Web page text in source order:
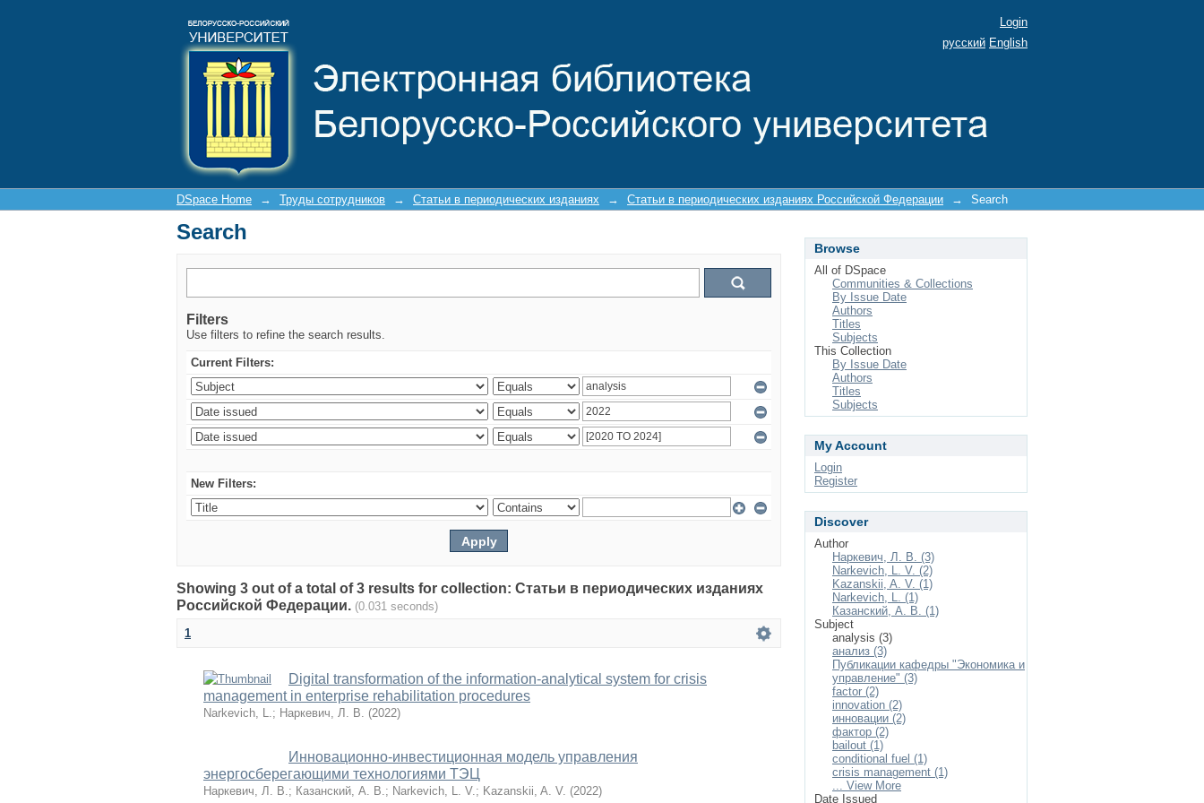
Login
русский English
DSpace Home → Труды сотрудников → Статьи в периодических изданиях → Статьи в периодических изданиях Российской Федерации → Search
Search
Filters
Use filters to refine the search results.
Current Filters:
New Filters:
Showing 3 out of a total of 3 results for collection: Статьи в периодических изданиях
Российской Федерации. (0.031 seconds)
1
Digital transformation of the information-analytical system for crisis
management in enterprise rehabilitation procedures
Narkevich, L.; Наркевич, Л. В. (2022)
Инновационно-инвестиционная модель управления
энергосберегающими технологиями ТЭЦ
Наркевич, Л. В.; Казанский, А. В.; Narkevich, L. V.; Kazanskii, A. V. (2022)
Browse
All of DSpace
Communities & Collections
By Issue Date
Authors
Titles
Subjects
This Collection
By Issue Date
Authors
Titles
Subjects
My Account
Login
Register
Discover
Author
Наркевич, Л. В. (3)
Narkevich, L. V. (2)
Kazanskii, A. V. (1)
Narkevich, L. (1)
Казанский, А. В. (1)
Subject
analysis (3)
анализ (3)
Публикации кафедры "Экономика и
управление" (3)
factor (2)
innovation (2)
инновации (2)
фактор (2)
bailout (1)
conditional fuel (1)
crisis management (1)
... View More
Date Issued